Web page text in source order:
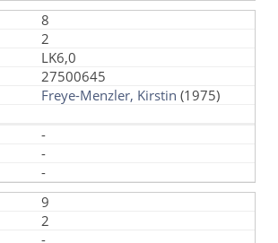
8
2
LK6,0
27500645
Freye-Menzler, Kirstin (1975)
-
-
-
9
2
-